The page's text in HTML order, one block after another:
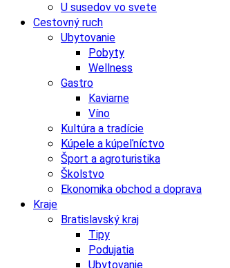
U susedov vo svete
Cestovný ruch
Ubytovanie
Pobyty
Wellness
Gastro
Kaviarne
Víno
Kultúra a tradície
Kúpele a kúpeľníctvo
Šport a agroturistika
Školstvo
Ekonomika obchod a doprava
Kraje
Bratislavský kraj
Tipy
Podujatia
Ubytovanie